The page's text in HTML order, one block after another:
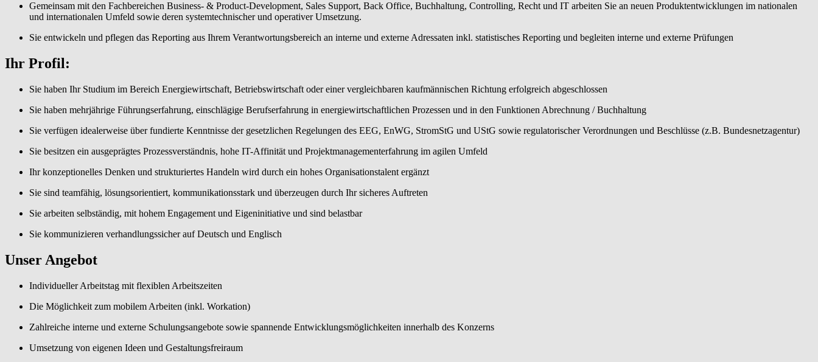
Gemeinsam mit den Fachbereichen Business- & Product-Development, Sales Support, Back Office, Buchhaltung, Controlling, Recht und IT arbeiten Sie an neuen Produktentwicklungen im nationalen
und internationalen Umfeld sowie deren systemtechnischer und operativer Umsetzung.
Sie entwickeln und pflegen das Reporting aus Ihrem Verantwortungsbereich an interne und externe Adressaten inkl. statistisches Reporting und begleiten interne und externe Prüfungen
Ihr Profil:
Sie haben Ihr Studium im Bereich Energiewirtschaft, Betriebswirtschaft oder einer vergleichbaren kaufmännischen Richtung erfolgreich abgeschlossen
Sie haben mehrjährige Führungserfahrung, einschlägige Berufserfahrung in energiewirtschaftlichen Prozessen und in den Funktionen Abrechnung / Buchhaltung
Sie verfügen idealerweise über fundierte Kenntnisse der gesetzlichen Regelungen des EEG, EnWG, StromStG und UStG sowie regulatorischer Verordnungen und Beschlüsse (z.B. Bundesnetzagentur)
Sie besitzen ein ausgeprägtes Prozessverständnis, hohe IT-Affinität und Projektmanagementerfahrung im agilen Umfeld
Ihr konzeptionelles Denken und strukturiertes Handeln wird durch ein hohes Organisationstalent ergänzt
Sie sind teamfähig, lösungsorientiert, kommunikationsstark und überzeugen durch Ihr sicheres Auftreten
Sie arbeiten selbständig, mit hohem Engagement und Eigeninitiative und sind belastbar
Sie kommunizieren verhandlungssicher auf Deutsch und Englisch
Unser Angebot
Individueller Arbeitstag mit flexiblen Arbeitszeiten
Die Möglichkeit zum mobilem Arbeiten (inkl. Workation)
Zahlreiche interne und externe Schulungsangebote sowie spannende Entwicklungsmöglichkeiten innerhalb des Konzerns
Umsetzung von eigenen Ideen und Gestaltungsfreiraum